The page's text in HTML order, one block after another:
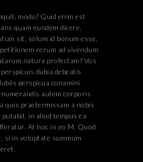
modo? Quid enim est
quam eundem dicere,
sit, solum id bonum esse,
rerum ad vivendum
natura profectam? Vos
dubia debeatis
perspicua conamini
autem corporis
quis praetermissam a nobis
in aliud tempus ea
At hoc in eo M. Quod
si in voluptate summum